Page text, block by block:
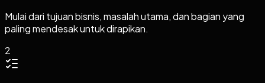
Mulai dari tujuan bisnis, masalah utama, dan bagian yang
paling mendesak untuk dirapikan.
2